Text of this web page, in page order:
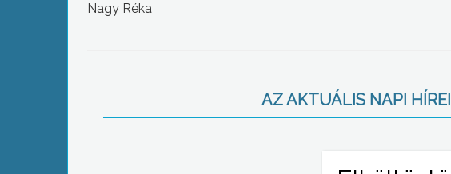
Nagy Réka
AZ AKTUÁLIS NAPI HÍREI